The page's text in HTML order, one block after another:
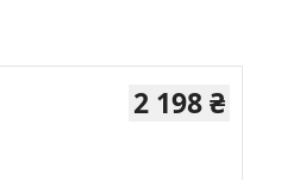
2 198 ₴